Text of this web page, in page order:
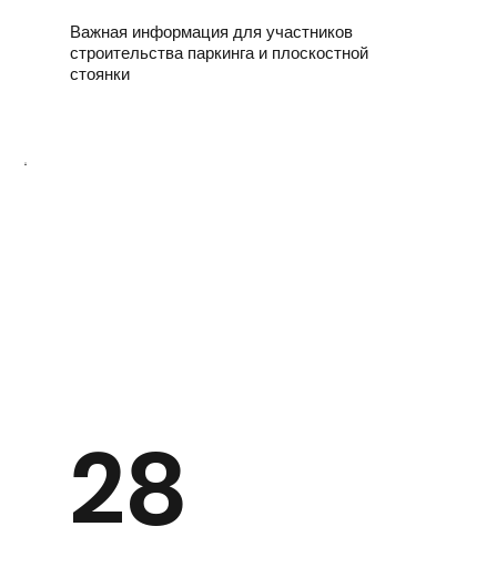
Важная информация для участников
строительства паркинга и плоскостной
стоянки
28